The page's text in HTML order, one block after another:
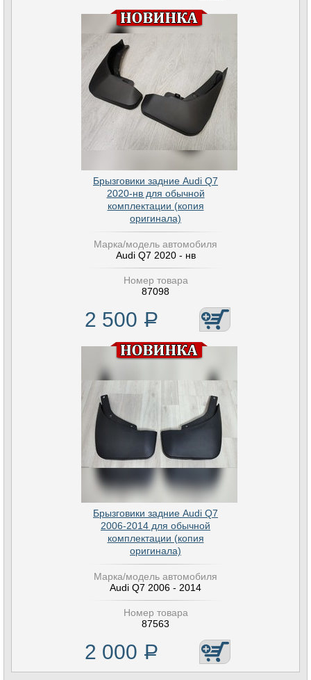
Брызговики задние Audi Q7
2020-нв для обычной
комплектации (копия
оригинала)
Марка/модель автомобиля
Audi Q7 2020 - нв
Номер товара
87098
2 500 Р
Брызговики задние Audi Q7
2006-2014 для обычной
комплектации (копия
оригинала)
Марка/модель автомобиля
Audi Q7 2006 - 2014
Номер товара
87563
2 000 Р